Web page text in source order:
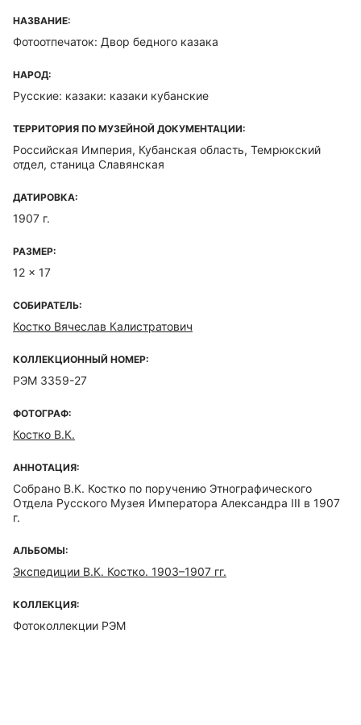
НАЗВАНИЕ:
Фотоотпечаток: Двор бедного казака
НАРОД:
Русские: казаки: казаки кубанские
ТЕРРИТОРИЯ ПО МУЗЕЙНОЙ ДОКУМЕНТАЦИИ:
Российская Империя, Кубанская область, Темрюкский
отдел, станица Славянская
ДАТИРОВКА:
1907 г.
РАЗМЕР:
12 x 17
СОБИРАТЕЛЬ:
Костко Вячеслав Калистратович
КОЛЛЕКЦИОННЫЙ НОМЕР:
РЭМ 3359-27
ФОТОГРАФ:
Костко В.К.
АННОТАЦИЯ:
Собрано В.К. Костко по поручению Этнографического
Отдела Русского Музея Императора Александра III в 1907
г.
АЛЬБОМЫ:
Экспедиции В.К. Костко. 1903–1907 гг.
КОЛЛЕКЦИЯ:
Фотоколлекции РЭМ